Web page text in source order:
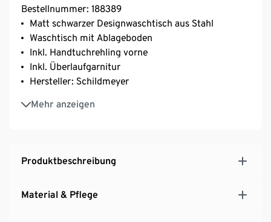
Bestellnummer: 188389
Matt schwarzer Designwaschtisch aus Stahl
Waschtisch mit Ablageboden
Inkl. Handtuchrehling vorne
Inkl. Überlaufgarnitur
Hersteller: Schildmeyer
Mehr anzeigen
MADE IN GERMANY
Produktbeschreibung
Material & Pflege